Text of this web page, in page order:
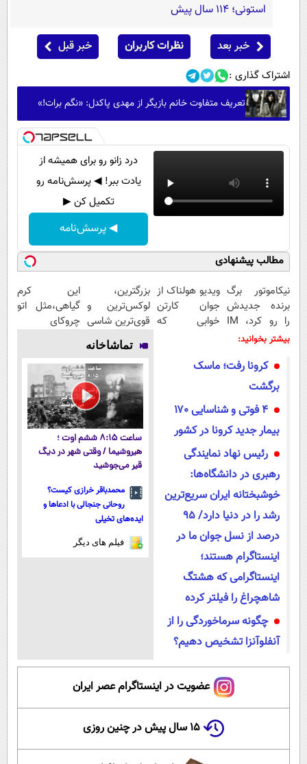
استونی؛ 114 سال پیش
خبر بعد نظرات کاربران خبر قبل
اشتراک گذاری :
تعریف متفاوت خانم بازیگر از مهدی پاکدل: «نگم برات!»
درد زانو رو برای همیشه از
یادت ببر! ◀ پرسش‌نامه رو
تکمیل کن ▶
◀ پرسش‌نامه
مطالب پیشنهادی
نیکاموتور برگ
برنده جدیدش
را رو کرد، IM
LS9 رسماً وارد
ویدیو هولناک از
جوان کارتن
خوابی که
بزرگترین،
لوکس‌ترین و
قوی‌ترین شاسی
بلند EREV در
در ایران رونمایی
شد
این کرم
گیاهی،مثل اتو
چروکای
بیشتر بخوانید:
کرونا رفت؛ ماسک
برگشت
۴ فوتی و شناسایی ۱۷۰
بیمار جدید کرونا در کشور
رئیس نهاد نمایندگی
رهبری در دانشگاه‌ها:
خوشبختانه ایران سریع‌ترین
رشد را در دنیا دارد/ ۹۵
درصد از نسل جوان ما در
اینستاگرام هستند؛
اینستاگرامی که هشتگ
شاهچراغ را فیلتر کرده
چگونه سرماخوردگی را از
آنفلوآنزا تشخیص دهیم؟
تماشاخانه
ساعت ۸:۱۵ ششم اوت ؛
هیروشیما / وقتی شهر در دیگ
قیر می‌جوشید
محمدباقر خرازی کیست؟
روحانی جنجالی با ادعاها و
ایده‌های تخیلی
فیلم های دیگر
عضویت در اینستاگرام عصر ایران
۱۵ سال پیش در چنین روزی